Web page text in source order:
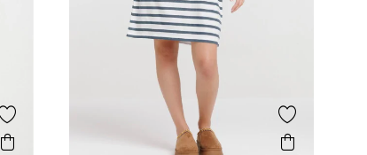
Ajouter aux favoris
Aperçu rapide Ajouter
Aperçu